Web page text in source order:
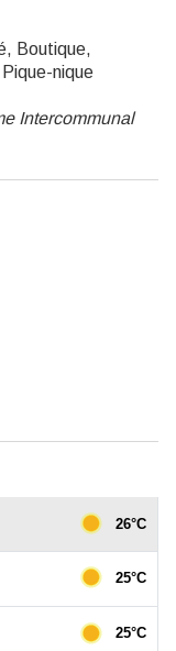
Boutique,
nique
Intercommunal